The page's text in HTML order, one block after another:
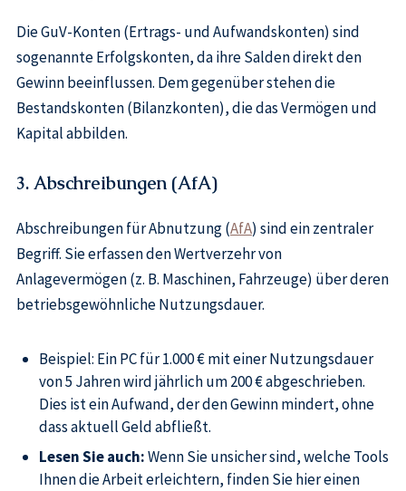
Die GuV-Konten (Ertrags- und Aufwandskonten) sind
sogenannte Erfolgskonten, da ihre Salden direkt den
Gewinn beeinflussen. Dem gegenüber stehen die
Bestandskonten (Bilanzkonten), die das Vermögen und
Kapital abbilden.
3. Abschreibungen (AfA)
Abschreibungen für Abnutzung (AfA) sind ein zentraler
Begriff. Sie erfassen den Wertverzehr von
Anlagevermögen (z. B. Maschinen, Fahrzeuge) über deren
betriebsgewöhnliche Nutzungsdauer.
​Beispiel: Ein PC für 1.000 € mit einer Nutzungsdauer
von 5 Jahren wird jährlich um 200 € abgeschrieben.
Dies ist ein Aufwand, der den Gewinn mindert, ohne
dass aktuell Geld abfließt.
Lesen Sie auch:Wenn Sie unsicher sind, welche Tools
Ihnen die Arbeit erleichtern, finden Sie hier einen